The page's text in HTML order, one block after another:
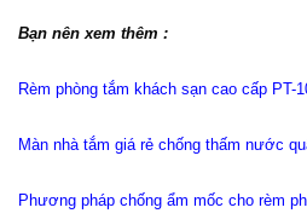
Bạn nên xem thêm :
Rèm phòng tắm khách sạn cao cấp PT-
Màn nhà tắm giá rẻ chống thấm nước
Phương pháp chống ẩm mốc cho rèm